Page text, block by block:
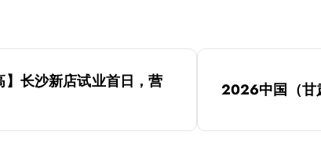
】长沙新店试业首日，营
2026中国（甘